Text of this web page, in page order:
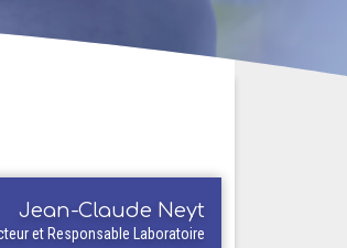
Jean-Claude Neyt
et Responsable Laboratoire